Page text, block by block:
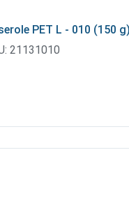
PET L - 010 (150
21131010